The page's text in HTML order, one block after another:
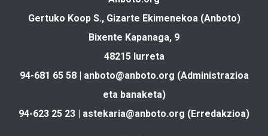
Gertuko Koop S., Gizarte Ekimenekoa (Anboto)
Bixente Kapanaga, 9
48215 Iurreta
94-681 65 58 | anboto@anboto.org (Administrazioa
eta banaketa)
94-623 25 23 | astekaria@anboto.org (Erredakzioa)